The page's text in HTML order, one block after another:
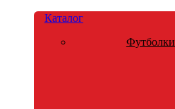
Каталог
Футболки